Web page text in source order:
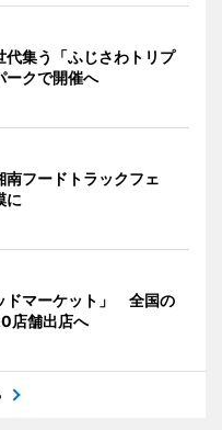
代集う「ふじさわトリプ
クで開催へ
フードトラックフェ
に
ドマーケット」 全国の
店舗出店へ